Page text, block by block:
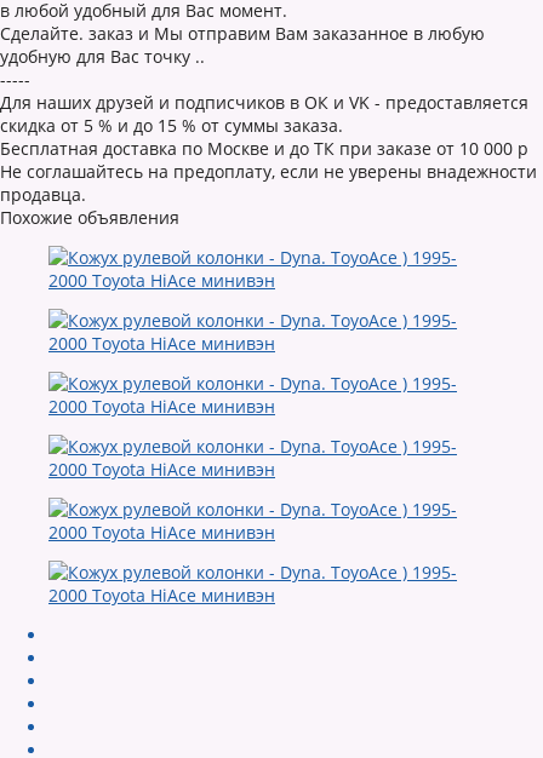
в любой удобный для Вас момент.
Cделайте. заказ и Мы отправим Вам заказанное в любую
удобную для Вас точку ..
-----
Для наших друзей и подписчиков в ОК и VK - предоставляется
скидка от 5 % и до 15 % от суммы заказа.
Бесплатная доставка по Москве и до ТК при заказе от 10 000 р
Не соглашайтесь на предоплату, если не уверены внадежности
продавца.
Похожие объявления